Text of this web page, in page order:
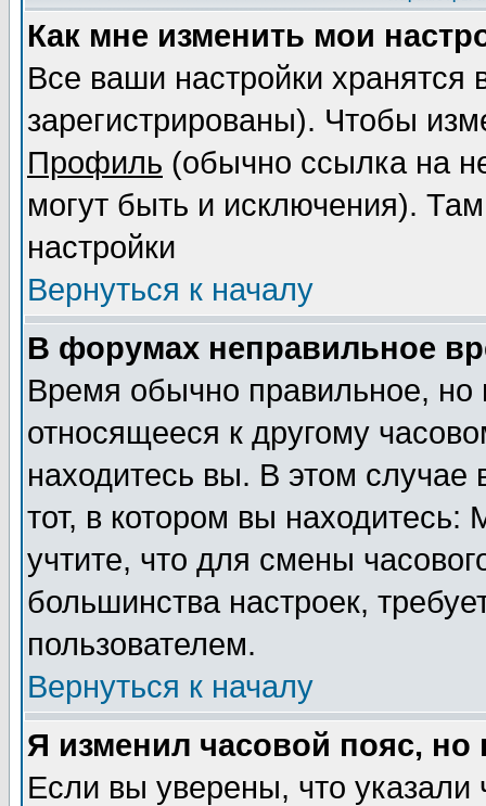
Как мне изменить мои
Все ваши настройки
зарегистрированы). Чтобы
Профиль (обычно ссылка на
могут быть и исключения).
настройки
Вернуться к началу
В форумах неправильное
Время обычно правильное,
относящееся к другому
находитесь вы. В этом
тот, в котором вы
учтите, что для смены
большинства настроек,
пользователем.
Вернуться к началу
Я изменил часовой пояс,
Если вы уверены, что указали